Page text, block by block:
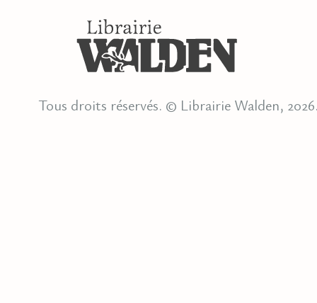
Tous droits réservés. © Librairie Walden,